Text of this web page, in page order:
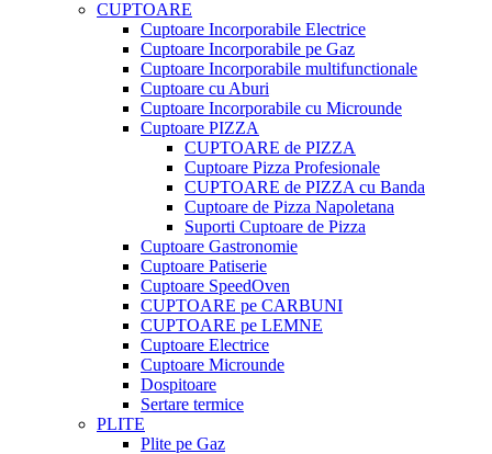
CUPTOARE
Cuptoare Incorporabile Electrice
Cuptoare Incorporabile pe Gaz
Cuptoare Incorporabile multifunctionale
Cuptoare cu Aburi
Cuptoare Incorporabile cu Microunde
Cuptoare PIZZA
CUPTOARE de PIZZA
Cuptoare Pizza Profesionale
CUPTOARE de PIZZA cu Banda
Cuptoare de Pizza Napoletana
Suporti Cuptoare de Pizza
Cuptoare Gastronomie
Cuptoare Patiserie
Cuptoare SpeedOven
CUPTOARE pe CARBUNI
CUPTOARE pe LEMNE
Cuptoare Electrice
Cuptoare Microunde
Dospitoare
Sertare termice
PLITE
Plite pe Gaz